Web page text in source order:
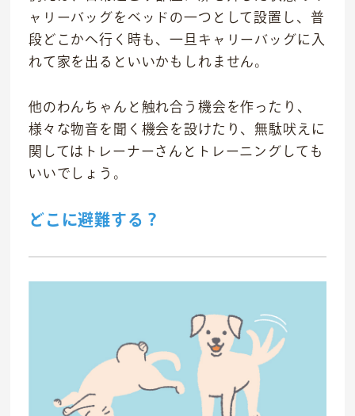
ャリーバッグをベッドの一つとして設置し、普
段どこかへ行く時も、一旦キャリーバッグに入
れて家を出るといいかもしれません。
他のわんちゃんと触れ合う機会を作ったり、
様々な物音を聞く機会を設けたり、無駄吠えに
関してはトレーナーさんとトレーニングしても
いいでしょう。
どこに避難する？